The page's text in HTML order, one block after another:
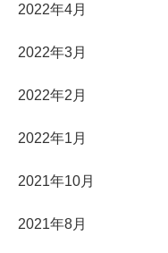
2022年4月
2022年3月
2022年2月
2022年1月
2021年10月
2021年8月